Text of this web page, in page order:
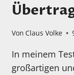
Von Claus Volke
In meinem
großartigen